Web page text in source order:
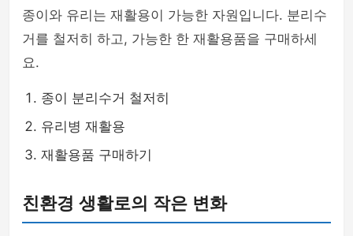
종이와 유리는 재활용이 가능한 자원입니다. 분리수
거를 철저히 하고, 가능한 한 재활용품을 구매하세
요.
종이 분리수거 철저히
유리병 재활용
재활용품 구매하기
친환경 생활로의 작은 변화